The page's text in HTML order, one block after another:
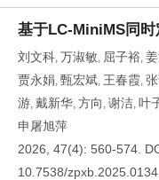
基于LC-MiniMS同时
刘文科, 万淑敏, 屈子裕,
贾永娟, 甄宏斌, 王春霞,
游, 戴新华, 方向 , 谢洁, 叶
申屠旭萍
2026, 47(4): 560-574.
10.7538/zpxb.2025.0134